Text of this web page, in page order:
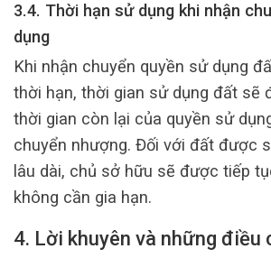
3.4. Thời hạn sử dụng khi nhận
dụng
Khi nhận chuyển quyền sử dụng
thời hạn, thời gian sử dụng đất sẽ
thời gian còn lại của quyền sử
chuyển nhượng. Đối với đất được
lâu dài, chủ sở hữu sẽ được tiếp
không cần gia hạn.
4. Lời khuyên và những điều